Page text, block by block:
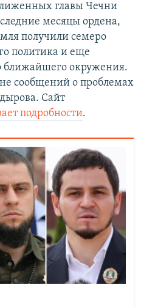
главы Чечни
месяцы ордена,
получили семеро
политика и еще
ближайшего окружения.
сообщений о проблемах
Сайт
подробности.